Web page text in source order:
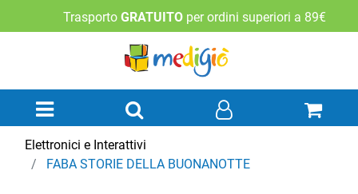
Trasporto GRATUITO per ordini superiori a 89€
Open menu
Elettronici e Interattivi
FABA STORIE DELLA BUONANOTTE